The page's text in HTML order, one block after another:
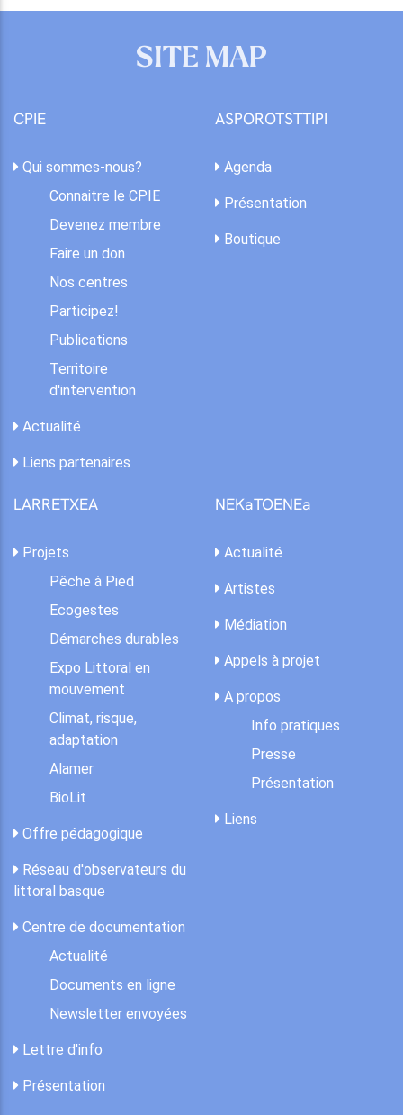
SITE MAP
CPIE
Qui sommes-nous?
Connaitre le CPIE
Devenez membre
Faire un don
Nos centres
Participez!
Publications
Territoire
d'intervention
Actualité
Liens partenaires
ASPOROTSTTIPI
Agenda
Présentation
Boutique
LARRETXEA
Projets
Pêche à Pied
Ecogestes
Démarches durables
Expo Littoral en
mouvement
Climat, risque,
adaptation
Alamer
BioLit
Offre pédagogique
Réseau d'observateurs du
littoral basque
Centre de documentation
Actualité
Documents en ligne
Newsletter envoyées
Lettre d'info
Présentation
NEKaTOENEa
Actualité
Artistes
Médiation
Appels à projet
A propos
Info pratiques
Presse
Présentation
Liens